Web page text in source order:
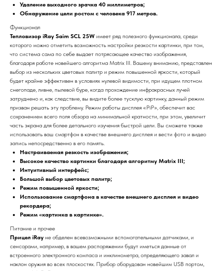
Удаление выходного зрачка 40 миллиметров;
Обнаружение цели ростом с человека 917 метров.
Функционал
Тепловизор iRay Saim SCL 25W имеет ряд полезного функционала, среди
которого можно отметить возможность настройки резкости картинки, при том,
что система сама по себе выдает потрясающее качество изображения,
благодаря работе новейшего алгоритма Matrix III. Вашему вниманию, представлен
выбор из нескольких цветовых палитр и режим повышенной яркости, который
будет крайне эффективен в условиях нулевой видимости, при идущем плотном
снегопаде, ливне, пылевой буре, когда прохождение инфракрасных лучей
затруднено и, как следствие, вы видите более тусклую картинку, данный режим
призван решать эту проблему. Режим работы дисплея «PiP», обеспечит вас
сохранением всего поля обзора на минимальной кратности, при этом, увеличит
часть экрана для более детального изучения быстрой цели. Вы сможете также
использовать ваш смартфон в качестве внешнего дисплея и вести фото и видео
запись непосредственно в его память.
Настраиваемая резкость изображения;
Высокое качество картинки благодаря алгоритму Matrix III;
Интуитивный интерфейс;
Большой выбор цветовых палитр;
Режим повышенной яркости;
Использование смартфона в качестве внешнего дисплея и видео
рекордера;
Режим «картинка в картинке».
Питание и прочее
Прицел iRay не обделен всевозможными вспомогательными датчиками, и
сенсорами, например, в вашем распоряжении будут иметься данные от
встроенного электронного компаса и инклинометра, определяющего завал и
наклон оружия во всех плоскостях. Прибор оборудован новейшим USB портом,